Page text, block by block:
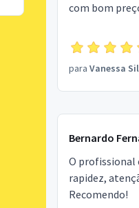
com bom
para Vanessa
Bernardo
O profissional
rapidez,
Recomendo!